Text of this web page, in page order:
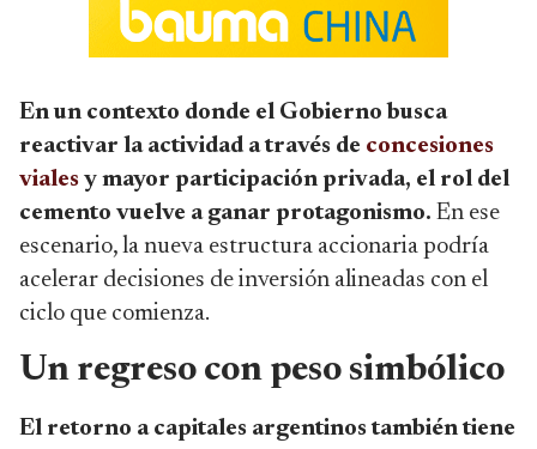
En un contexto donde el Gobierno busca
reactivar la actividad a través de concesiones
viales y mayor participación privada, el rol del
cemento vuelve a ganar protagonismo. En ese
escenario, la nueva estructura accionaria podría
acelerar decisiones de inversión alineadas con el
ciclo que comienza.
Un regreso con peso simbólico
El retorno a capitales argentinos también tiene